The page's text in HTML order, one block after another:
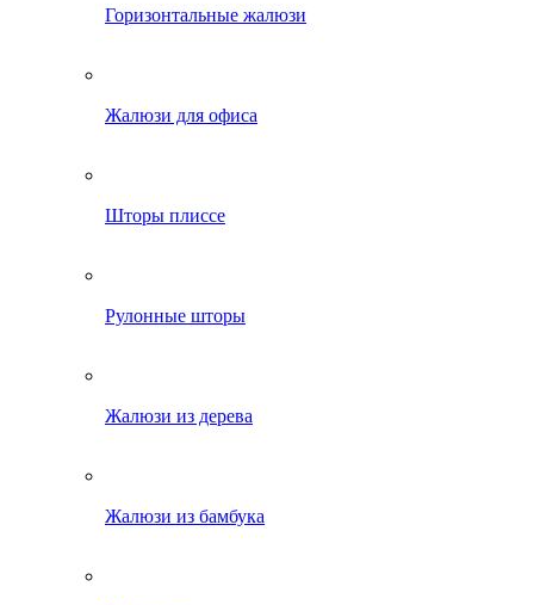
Горизонтальные жалюзи
Жалюзи для офиса
Шторы плиссе
Рулонные шторы
Жалюзи из дерева
Жалюзи из бамбука